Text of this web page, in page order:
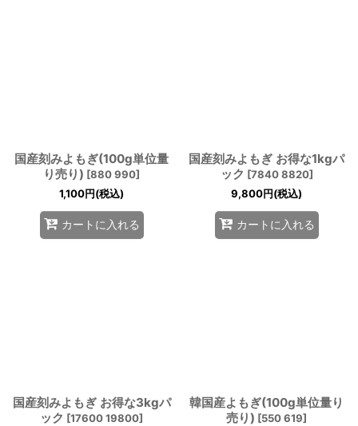
国産刻みよもぎ(100g単位量
り売り) [880 990]
1,100円(税込)
カートに入れる
国産刻みよもぎ お得な1kgパ
ック [7840 8820]
9,800円(税込)
カートに入れる
国産刻みよもぎ お得な3kgパ
ック [17600 19800]
韓国産よもぎ(100g単位量り
売り) [550 619]